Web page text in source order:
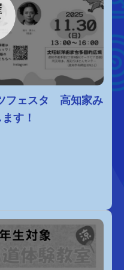
フェスタ 高知家み
す！